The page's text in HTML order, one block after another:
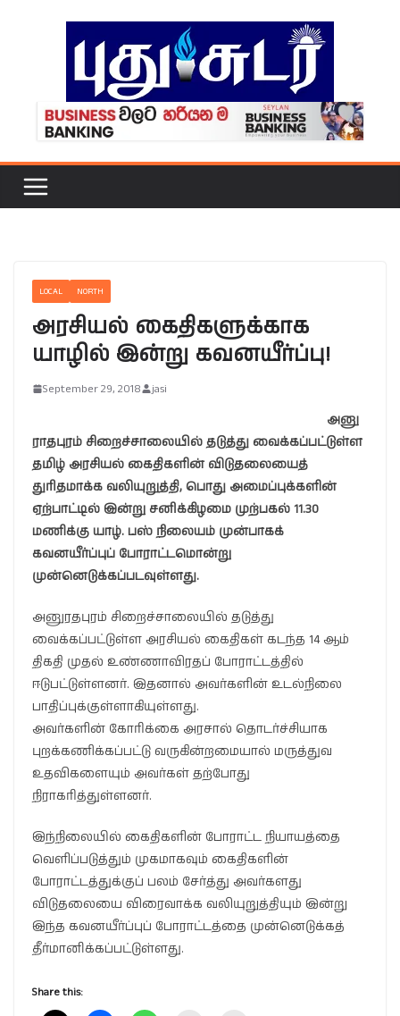
LOCAL NORTH
அரசியல் கைதிகளுக்காக
யாழில் இன்று கவனயீர்ப்பு!
September 29, 2018 jasi
அனு
ராதபுரம் சிறைச்சாலையில் தடுத்து வைக்கப்பட்டுள்ள
தமிழ் அரசியல் கைதிகளின் விடுதலையைத்
துரிதமாக்க வலியுறுத்தி, பொது அமைப்புக்களின்
ஏற்பாட்டில் இன்று சனிக்கிழமை முற்பகல் 11.30
மணிக்கு யாழ். பஸ் நிலையம் முன்பாகக்
கவனயீர்ப்புப் போராட்டமொன்று
முன்னெடுக்கப்படவுள்ளது.
அனுரதபுரம் சிறைச்சாலையில் தடுத்து
வைக்கப்பட்டுள்ள அரசியல் கைதிகள் கடந்த 14 ஆம்
திகதி முதல் உண்ணாவிரதப் போராட்டத்தில்
ஈடுபட்டுள்ளனர். இதனால் அவர்களின் உடல்நிலை
பாதிப்புக்குள்ளாகியுள்ளது.
அவர்களின் கோரிக்கை அரசால் தொடர்ச்சியாக
புறக்கணிக்கப்பட்டு வருகின்றமையால் மருத்துவ
உதவிகளையும் அவர்கள் தற்போது
நிராகரித்துள்ளனர்.
இந்நிலையில் கைதிகளின் போராட்ட நியாயத்தை
வெளிப்படுத்தும் முகமாகவும் கைதிகளின்
போராட்டத்துக்குப் பலம் சேர்த்து அவர்களது
விடுதலையை விரைவாக்க வலியுறுத்தியும் இன்று
இந்த கவனயீர்ப்புப் போராட்டத்தை முன்னெடுக்கத்
தீர்மானிக்கப்பட்டுள்ளது.
Share this: